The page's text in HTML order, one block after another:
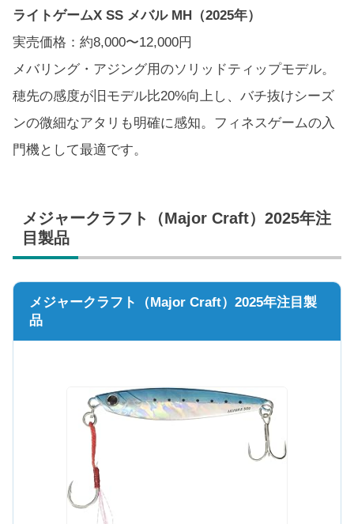
ライトゲームX SS メバル MH（2025年）
実売価格：約8,000〜12,000円
メバリング・アジング用のソリッドティップモデル。
穂先の感度が旧モデル比20%向上し、バチ抜けシーズ
ンの微細なアタリも明確に感知。フィネスゲームの入
門機として最適です。
メジャークラフト（Major Craft）2025年注
目製品
メジャークラフト（Major Craft）2025年注目製
品